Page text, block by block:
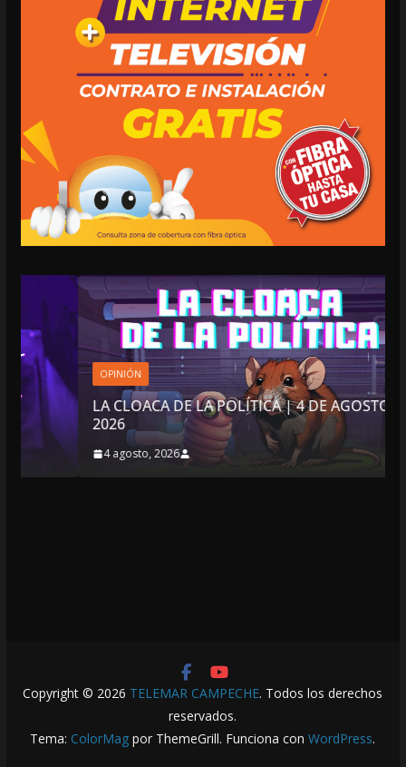
OPINIÓN
LA CLOACA DE LA POLÍTICA | 4 DE AGOSTO DE
2026
4 agosto, 2026
Copyright © 2026 TELEMAR CAMPECHE. Todos los derechos
reservados.
Tema: ColorMag por ThemeGrill. Funciona conWordPress.